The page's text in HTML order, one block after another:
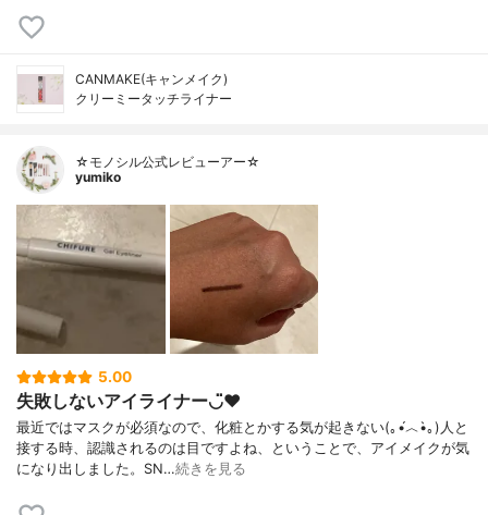
CANMAKE(キャンメイク)
クリーミータッチライナー
☆モノシル公式レビューアー☆
yumiko
5.00
失敗しないアイライナー◡̈♥︎
最近ではマスクが必須なので、化粧とかする気が起きない(｡•́︿•̀｡)人と
接する時、認識されるのは目ですよね、ということで、アイメイクが気
になり出しました。SN…続きを見る